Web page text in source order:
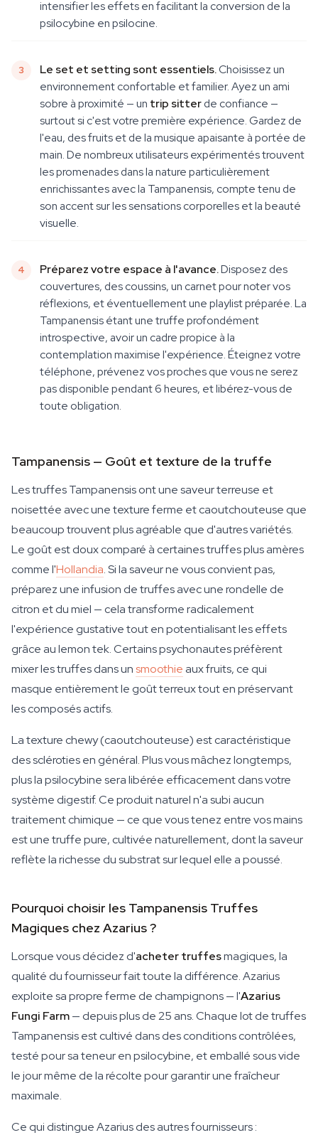
intensifier les effets en facilitant la conversion de la
psilocybine en psilocine.
Le set et setting sont essentiels.Choisissez un
environnement confortable et familier. Ayez un ami
sobre à proximité — un trip sitterde confiance —
surtout si c'est votre première expérience. Gardez de
l'eau, des fruits et de la musique apaisante à portée de
main. De nombreux utilisateurs expérimentés trouvent
les promenades dans la nature particulièrement
enrichissantes avec la Tampanensis, compte tenu de
son accent sur les sensations corporelles et la beauté
visuelle.
Préparez votre espace à l'avance.Disposez des
couvertures, des coussins, un carnet pour noter vos
réflexions, et éventuellement une playlist préparée. La
Tampanensis étant une truffe profondément
introspective, avoir un cadre propice à la
contemplation maximise l'expérience. Éteignez votre
téléphone, prévenez vos proches que vous ne serez
pas disponible pendant 6 heures, et libérez-vous de
toute obligation.
Tampanensis — Goût et texture de la truffe
Les truffes Tampanensis ont une saveur terreuse et
noisettée avec une texture ferme et caoutchouteuse que
beaucoup trouvent plus agréable que d'autres variétés.
Le goût est doux comparé à certaines truffes plus amères
comme l'Hollandia. Si la saveur ne vous convient pas,
préparez une infusion de truffes avec une rondelle de
citron et du miel — cela transforme radicalement
l'expérience gustative tout en potentialisant les effets
grâce au lemon tek. Certains psychonautes préfèrent
mixer les truffes dans unsmoothieaux fruits, ce qui
masque entièrement le goût terreux tout en préservant
les composés actifs.
La texture chewy (caoutchouteuse) est caractéristique
des scléroties en général. Plus vous mâchez longtemps,
plus la psilocybine sera libérée efficacement dans votre
système digestif. Ce produit naturel n'a subi aucun
traitement chimique — ce que vous tenez entre vos mains
est une truffe pure, cultivée naturellement, dont la saveur
reflète la richesse du substrat sur lequel elle a poussé.
Pourquoi choisir les Tampanensis Truffes
Magiques chez Azarius ?
Lorsque vous décidez d'acheter truffesmagiques, la
qualité du fournisseur fait toute la différence. Azarius
exploite sa propre ferme de champignons — l'Azarius
Fungi Farm— depuis plus de 25 ans. Chaque lot de truffes
Tampanensis est cultivé dans des conditions contrôlées,
testé pour sa teneur en psilocybine, et emballé sous vide
le jour même de la récolte pour garantir une fraîcheur
maximale.
Ce qui distingue Azarius des autres fournisseurs :